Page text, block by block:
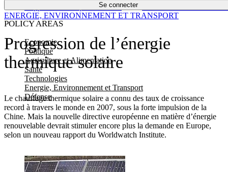
Se connecter
POLICY AREAS
Economie
Politique
Agriculture et Alimentation
Santé
Technologies
Energie, Environnement et Transport
Défense
Économie
Progression de l’énergie
thermique solaire
Le chauffage thermique solaire a connu des taux de croissance
record à travers le monde en 2007, sous la forte impulsion de la
Chine. Mais la nouvelle directive européenne en matière d’énergie
renouvelable devrait stimuler encore plus la demande en Europe,
selon un nouveau rapport du Worldwatch Institute.
ENERGIE, ENVIRONNEMENT ET TRANSPORT